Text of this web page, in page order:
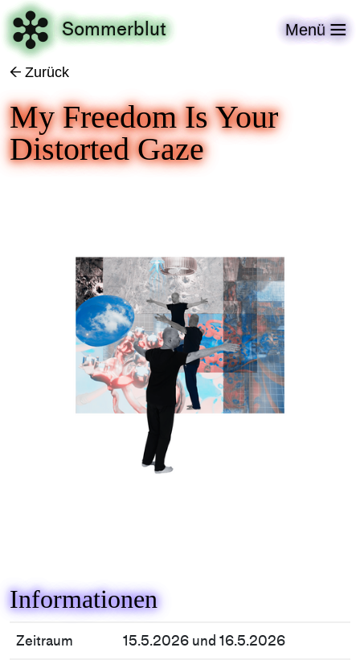
 Sommerblut Menü 
← Zurück
My Freedom Is Your
Distorted Gaze
Informationen
Zeitraum 15.5.2026 und 16.5.2026